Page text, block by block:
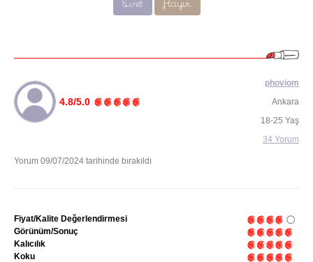
Evet Hayır
4.8/5.0
Yorum 09/07/2024 tarihinde bırakıldı
phoviom
Ankara
18-25 Yaş
34 Yorum
Fiyat/Kalite Değerlendirmesi
Görünüm/Sonuç
Kalıcılık
Koku